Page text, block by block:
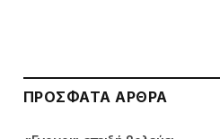
ΠΡΌΣΦΑΤΑ ΆΡΘΡΑ